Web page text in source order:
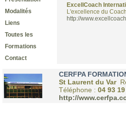
Modalités
Liens
Toutes les
Formations
Contact
ExcellCoach
L'excellence du
http://
CERFPA
St Laurent du Var.
Téléphone : 04 93
http://